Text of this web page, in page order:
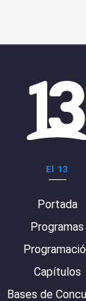
El 13
Portada
Programas
Capítulos
Bases de